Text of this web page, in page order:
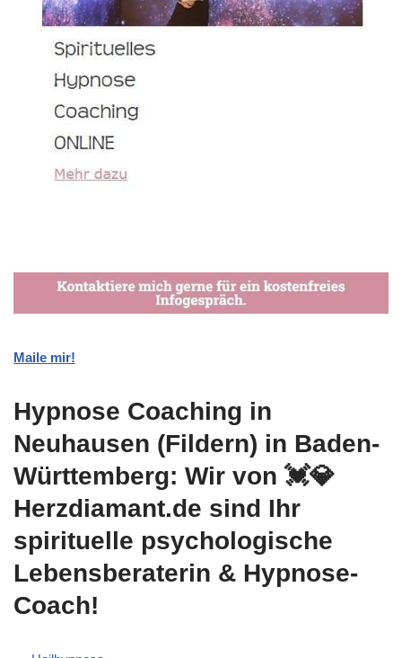
Maile mir!
Hypnose Coaching in
Neuhausen (Fildern) in Baden-
Württemberg: Wir von 💓️💎
Herzdiamant.de sind Ihr
spirituelle psychologische
Lebensberaterin & Hypnose-
Coach!